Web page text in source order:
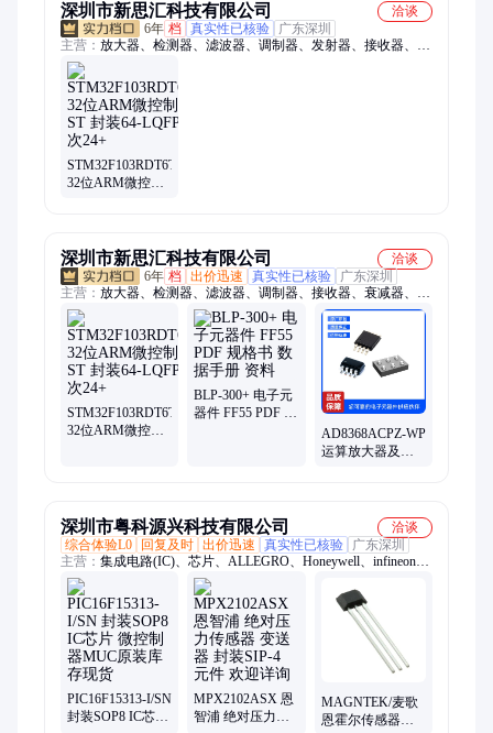
深圳市新思汇科技有限公司
洽谈
6年 档 真实性已核验
广东深圳
主营： 放大器、检测器、滤波器、调制器、发射器、接收器、衰
减器、解调器、变压器、收发器、偏置器、振荡器、rfid天线、
终端负载、隔直流器、微波射频、集成电路、同轴开关、接入监
控ic、频率综合器、射频适配器、定向耦合器、耦合器电桥、多
路复用器、rfid读取模块
STM32F103RDT6TR
32位ARM微控制
深圳市新思汇科技有限公司
洽谈
6年 档 出价迅速 真实性已核验
广东深圳
主营： 放大器、检测器、滤波器、调制器、接收器、衰减器、解
调器、变压器、合成器、收发器、偏置器、振荡器、rfid天线、
终端负载、隔直流器、微波射频、集成电路、同轴开关、接入监
控ic、频率综合器、便携式仪器、mcl电子开关、压控均衡器、射
频适配器、定向耦合器
STM32F103RDT6TR
32位ARM微控制
BLP-300+ 电子元
器件 FF55 PDF 规
AD8368ACPZ-WP
运算放大器及比
深圳市粤科源兴科技有限公司
洽谈
综合体验L0
回复及时 出价迅速 真实性已核验
广东深圳
主营： 集成电路(IC)、芯片、ALLEGRO、Honeywell、infineon、
Melexis、TI德州仪器、ST意法半导体、Akm旭化成、Diodes美
台、MegnTek麦歌恩、各大芯片品牌代理
PIC16F15313-I/SN
封装SOP8 IC芯片
MPX2102ASX 恩
智浦 绝对压力传
MAGNTEK/麦歌
恩霍尔传感器